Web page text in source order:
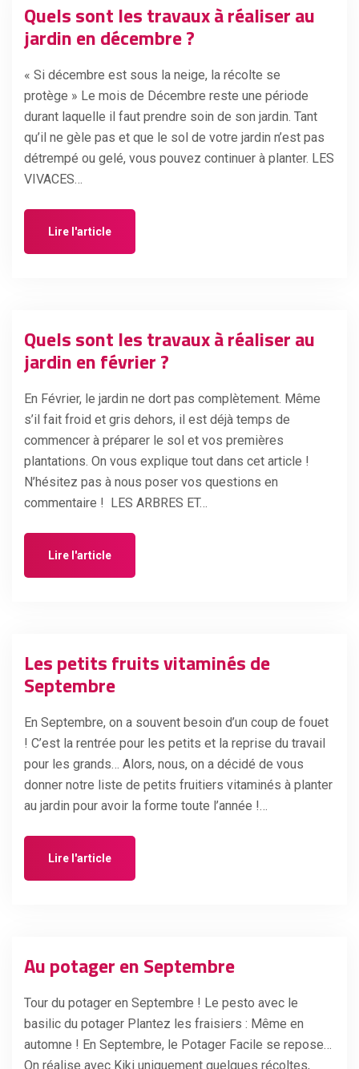
Quels sont les travaux à réaliser au
jardin en décembre ?
« Si décembre est sous la neige, la récolte se
protège » Le mois de Décembre reste une période
durant laquelle il faut prendre soin de son jardin. Tant
qu’il ne gèle pas et que le sol de votre jardin n’est pas
détrempé ou gelé, vous pouvez continuer à planter. LES
VIVACES…
Lire l'article
Quels sont les travaux à réaliser au
jardin en février ?
En Février, le jardin ne dort pas complètement. Même
s’il fait froid et gris dehors, il est déjà temps de
commencer à préparer le sol et vos premières
plantations. On vous explique tout dans cet article !
N’hésitez pas à nous poser vos questions en
commentaire ! LES ARBRES ET…
Lire l'article
Les petits fruits vitaminés de
Septembre
En Septembre, on a souvent besoin d’un coup de fouet
! C’est la rentrée pour les petits et la reprise du travail
pour les grands… Alors, nous, on a décidé de vous
donner notre liste de petits fruitiers vitaminés à planter
au jardin pour avoir la forme toute l’année !…
Lire l'article
Au potager en Septembre
Tour du potager en Septembre ! Le pesto avec le
basilic du potager Plantez les fraisiers : Même en
automne ! En Septembre, le Potager Facile se repose…
On réalise avec Kiki uniquement quelques récoltes,